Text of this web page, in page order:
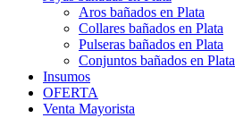
Aros bañados en Plata
Collares bañados en Plata
Pulseras bañados en Plata
Conjuntos bañados en Plata
Insumos
OFERTA
Venta Mayorista